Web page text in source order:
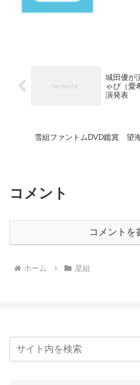
城田優が
ゃぴ（愛
演発表
雪組ファントムDVD鑑賞 望
コメント
コメントを
ホーム 星組